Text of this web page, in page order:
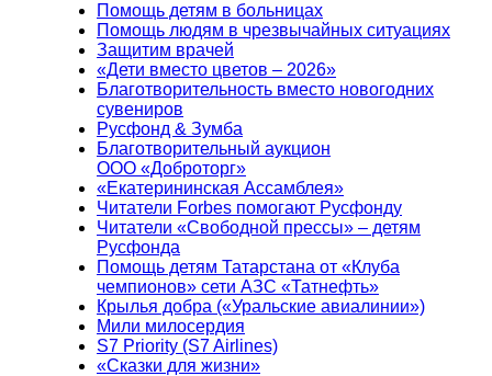
Помощь детям в больницах
Помощь людям в чрезвычайных ситуациях
Защитим врачей
«Дети вместо цветов – 2026»
Благотворительность вместо новогодних
сувениров
Русфонд & Зумба
Благотворительный аукцион
ООО «Доброторг»
«Екатерининская Ассамблея»
Читатели Forbes помогают Русфонду
Читатели «Свободной прессы» – детям
Русфонда
Помощь детям Татарстана от «Клуба
чемпионов» сети АЗС «Татнефть»
Крылья добра («Уральские авиалинии»)
Мили милосердия
S7 Priority (S7 Airlines)
«Сказки для жизни»